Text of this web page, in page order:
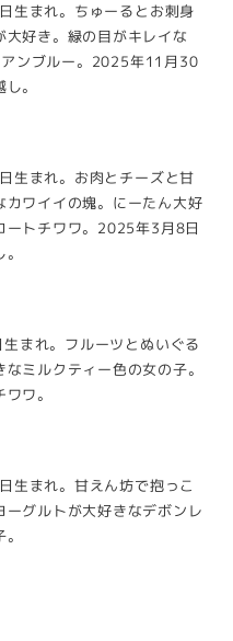
生まれ。ちゅーるとお刺身
大好き。緑の目がキレイな
ンブルー。2025年11月30
。
生まれ。お肉とチーズと甘
カワイイの塊。にーたん大好
ートチワワ。2025年3月8日
まれ。フルーツとぬいぐる
ミルクティー色の女の子。
ワ。
生まれ。甘えん坊で抱っこ
ーグルトが大好きなデボンレ